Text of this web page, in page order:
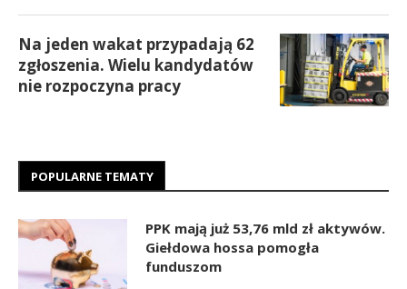
Na jeden wakat przypadają 62
zgłoszenia. Wielu kandydatów
nie rozpoczyna pracy
POPULARNE TEMATY
PPK mają już 53,76 mld zł aktywów.
Giełdowa hossa pomogła
funduszom